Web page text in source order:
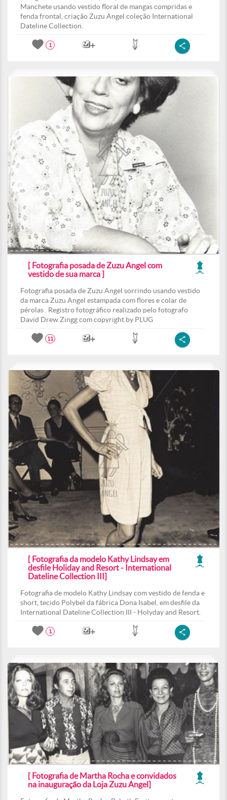
Manchete usando vestido floral de mangas compridas e
fenda frontal, criação Zuzu Angel coleção International
Dateline Collection.
1
[ Fotografia posada de Zuzu Angel com
vestido de sua marca ]
Fotografia posada de Zuzu Angel sorrindo usando vestido
da marca Zuzu Angel estampada com flores e colar de
pérolas . Registro fotográfico realizado pelo fotografo
David Drew Zingg com copyright by PLUG
11
[ Fotografia da modelo Kathy Lindsay em
desfile Holiday and Resort - International
Dateline Collection III]
Fotografia de modelo Kathy Lindsay com vestido de fenda e
short, tecido Polybel da fábrica Dona Isabel, em desfile da
International Dateline Collection III - Holyday and Resort.
1
[ Fotografia de Martha Rocha e convidados
na inauguração da Loja Zuzu Angel]